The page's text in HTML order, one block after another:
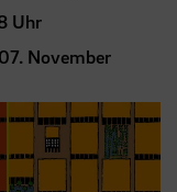
Uhr
November